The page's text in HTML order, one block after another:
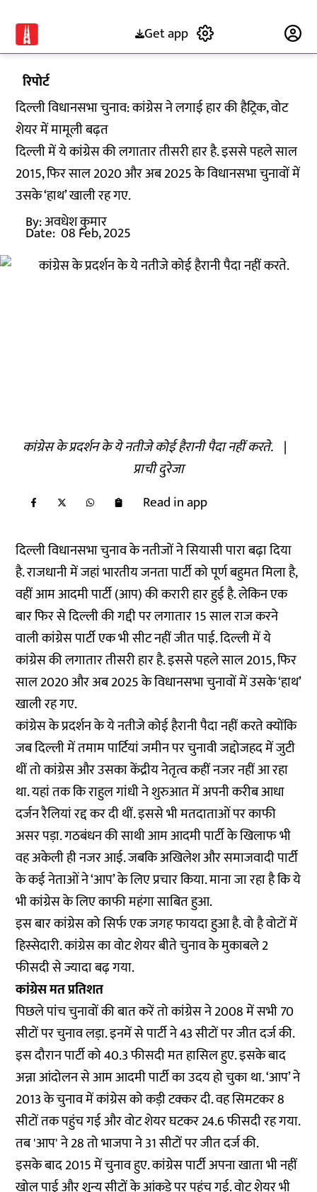
Get app
रिपोर्ट
दिल्ली विधानसभा चुनाव: कांग्रेस ने लगाई हार की हैट्रिक, वोट
शेयर में मामूली बढ़त
दिल्ली में ये कांग्रेस की लगातार तीसरी हार है. इससे पहले साल
2015, फिर साल 2020 और अब 2025 के विधानसभा चुनावों में
उसके ‘हाथ’ खाली रह गए.
By:अवधेश कुमार
Date: 08 Feb, 2025
कांग्रेस के प्रदर्शन के ये नतीजे कोई हैरानी पैदा नहीं करते. |
प्राची दुरेजा
Read in app
दिल्ली विधानसभा चुनाव के नतीजों ने सियासी पारा बढ़ा दिया
है. राजधानी में जहां भारतीय जनता पार्टी को पूर्ण बहुमत मिला है,
वहीं आम आदमी पार्टी (आप) की करारी हार हुई है. लेकिन एक
बार फिर से दिल्ली की गद्दी पर लगातार 15 साल राज करने
वाली कांग्रेस पार्टी एक भी सीट नहीं जीत पाई. दिल्ली में ये
कांग्रेस की लगातार तीसरी हार है. इससे पहले साल 2015, फिर
साल 2020 और अब 2025 के विधानसभा चुनावों में उसके ‘हाथ’
खाली रह गए.
कांग्रेस के प्रदर्शन के ये नतीजे कोई हैरानी पैदा नहीं करते क्योंकि
जब दिल्ली में तमाम पार्टियां जमीन पर चुनावी जद्दोजहद में जुटी
थीं तो कांग्रेस और उसका केंद्रीय नेतृत्व कहीं नजर नहीं आ रहा
था. यहां तक कि राहुल गांधी ने शुरुआत में अपनी करीब आधा
दर्जन रैलियां रद्द कर दी थीं. इससे भी मतदाताओं पर काफी
असर पड़ा. गठबंधन की साथी आम आदमी पार्टी के खिलाफ भी
वह अकेली ही नजर आई. जबकि अखिलेश और समाजवादी पार्टी
के कई नेताओं ने ‘आप’ के लिए प्रचार किया. माना जा रहा है कि ये
भी कांग्रेस के लिए काफी महंगा साबित हुआ.
इस बार कांग्रेस को सिर्फ एक जगह फायदा हुआ है. वो है वोटों में
हिस्सेदारी. कांग्रेस का वोट शेयर बीते चुनाव के मुकाबले 2
फीसदी से ज्यादा बढ़ गया.
कांग्रेस मत प्रतिशत
पिछले पांच चुनावों की बात करें तो कांग्रेस ने 2008 में सभी 70
सीटों पर चुनाव लड़ा. इनमें से पार्टी ने 43 सीटों पर जीत दर्ज की.
इस दौरान पार्टी को 40.3 फीसदी मत हासिल हुए. इसके बाद
अन्ना आंदोलन से आम आदमी पार्टी का उदय हो चुका था. ‘आप’ ने
2013 के चुनाव में कांग्रेस को कड़ी टक्कर दी. वह सिमटकर 8
सीटों तक पहुंच गई और वोट शेयर घटकर 24.6 फीसदी रह गया.
तब 'आप' ने 28 तो भाजपा ने 31 सीटों पर जीत दर्ज की.
इसके बाद 2015 में चुनाव हुए. कांग्रेस पार्टी अपना खाता भी नहीं
खोल पाई और शून्य सीटों के आंकड़े पर पहुंच गई. वोट शेयर भी